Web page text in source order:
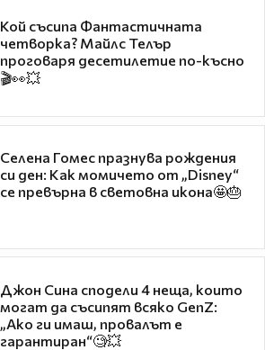
Кой съсипа Фантастичната
четворка? Майлс Телър
проговаря десетилетие по-късно
🎬👀💥
Селена Гомес празнува рождения
си ден: Как момичето от „Disney“
се превърна в световна икона🤩🎂
Джон Сина сподели 4 неща, които
могат да съсипят всяко GenZ:
„Ако ги имаш, провалът е
гарантиран“🧐💥